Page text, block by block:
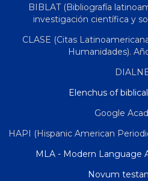
BIBLAT (Bibliografía
investigación científica y
CLASE (Citas
Humanidades).
Elenchus of
Google
HAPI (Hispanic American
MLA - Modern Language
Novum